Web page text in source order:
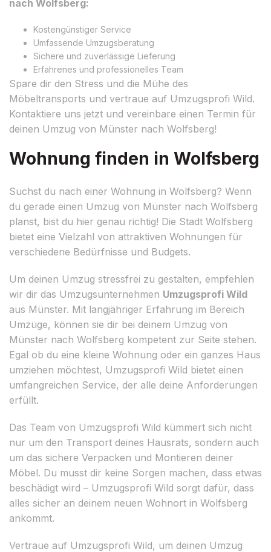
nach Wolfsberg:
Kostengünstiger Service
Umfassende Umzugsberatung
Sichere und zuverlässige Lieferung
Erfahrenes und professionelles Team
Spare dir den Stress und die Mühe des
Möbeltransports und vertraue auf Umzugsprofi Wild.
Kontaktiere uns jetzt und vereinbare einen Termin für
deinen Umzug von Münster nach Wolfsberg!
Wohnung finden in Wolfsberg
Suchst du nach einer Wohnung in Wolfsberg? Wenn
du gerade einen Umzug von Münster nach Wolfsberg
planst, bist du hier genau richtig! Die Stadt Wolfsberg
bietet eine Vielzahl von attraktiven Wohnungen für
verschiedene Bedürfnisse und Budgets.
Um deinen Umzug stressfrei zu gestalten, empfehlen
wir dir das Umzugsunternehmen Umzugsprofi Wild
aus Münster. Mit langjähriger Erfahrung im Bereich
Umzüge, können sie dir bei deinem Umzug von
Münster nach Wolfsberg kompetent zur Seite stehen.
Egal ob du eine kleine Wohnung oder ein ganzes Haus
umziehen möchtest, Umzugsprofi Wild bietet einen
umfangreichen Service, der alle deine Anforderungen
erfüllt.
Das Team von Umzugsprofi Wild kümmert sich nicht
nur um den Transport deines Hausrats, sondern auch
um das sichere Verpacken und Montieren deiner
Möbel. Du musst dir keine Sorgen machen, dass etwas
beschädigt wird – Umzugsprofi Wild sorgt dafür, dass
alles sicher an deinem neuen Wohnort in Wolfsberg
ankommt.
Vertraue auf Umzugsprofi Wild, um deinen Umzug